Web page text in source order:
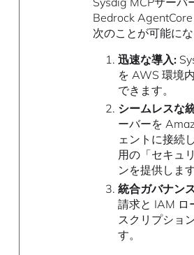
Bedrock AgentCore
次のことが可能にな
迅速な導入:
を AWS 環境
できます。
シームレスな
ーバーを
ェントに接続
用の「セキュ
ンを提供します
統合ガバナン
請求と IAM ロ
スクリプショ
す。